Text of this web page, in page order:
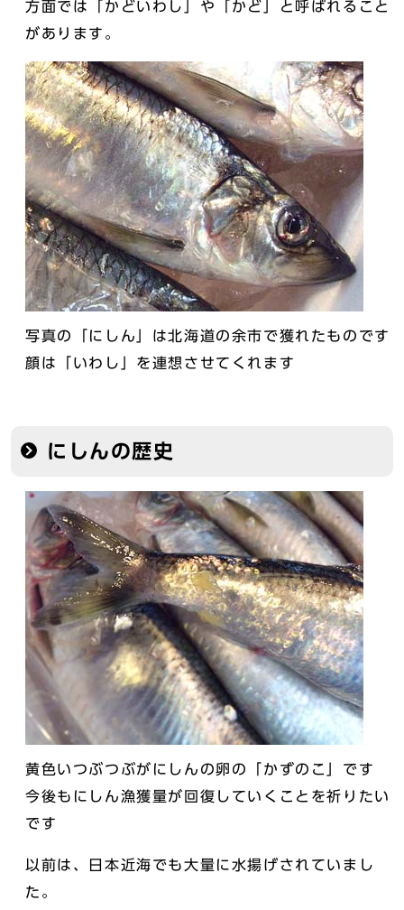
方面では「かどいわし」や「かど」と呼ばれること
があります。
写真の「にしん」は北海道の余市で獲れたものです
顔は「いわし」を連想させてくれます
にしんの歴史
黄色いつぶつぶがにしんの卵の「かずのこ」です
今後もにしん漁獲量が回復していくことを祈りたい
です
以前は、日本近海でも大量に水揚げされていまし
た。